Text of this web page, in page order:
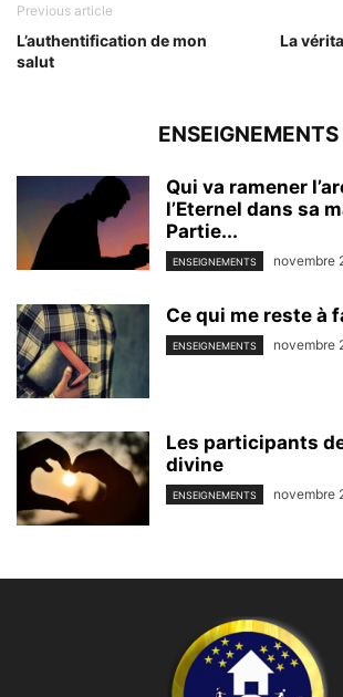
Previous article
L’authentification de mon
salut
La
ENSEIGNEMENTS
Qui va ramener
l’Eternel dans sa
Partie...
ENSEIGNEMENTS novembre
Ce qui me reste à
ENSEIGNEMENTS novembre
Les participants
divine
ENSEIGNEMENTS novembre